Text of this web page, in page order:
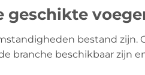
geschikte
bestand
branche beschikbaar zijn